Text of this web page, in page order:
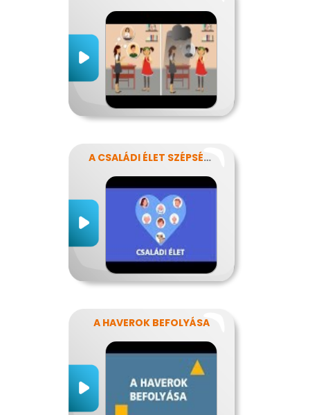
A CSALÁDI ÉLET SZÉPSÉGEI ÉS NEHÉZSÉGEI
A HAVEROK BEFOLYÁSA